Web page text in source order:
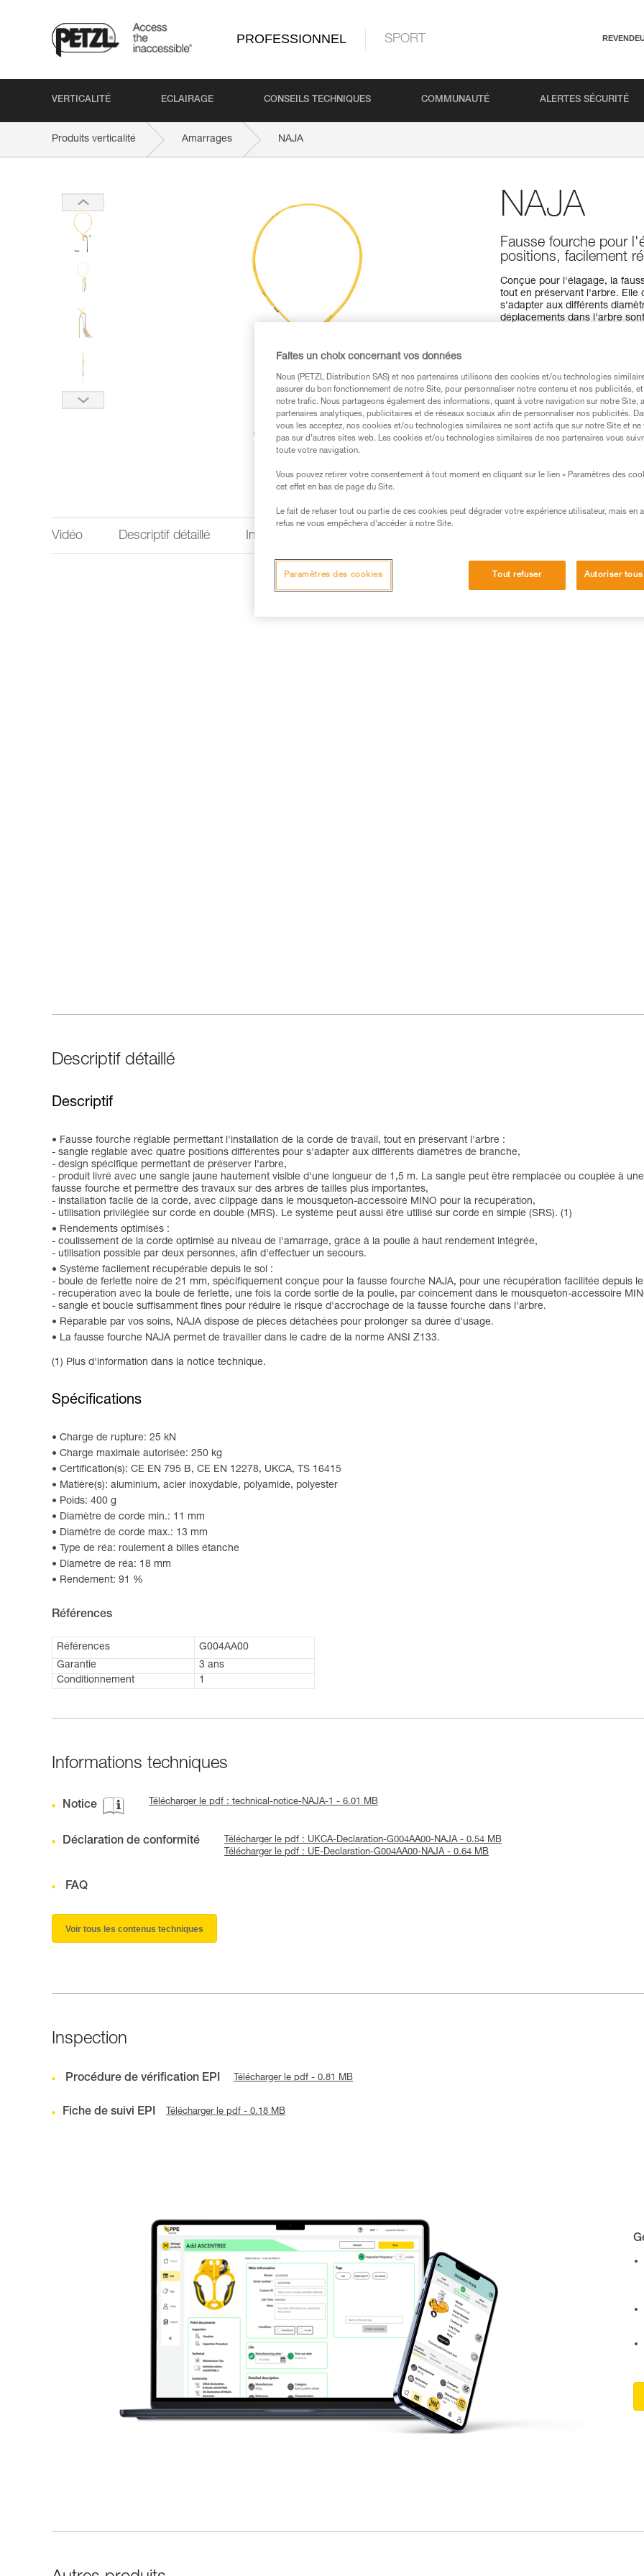
PROFESSIONNEL SPORT
VERTICALITÉ ECLAIRAGE CONSEILS TECHNIQUES COMMUNAUTÉ ALERTES SÉCURITÉ
Produits verticalité Amarrages NAJA
NAJA
Fausse fourche pour
positions, facilement
Conçue pour l'élagage, la
tout en préservant l'arbre. Elle
s'adapter aux différents
déplacements dans l'arbre
Trouvez un revendeur
Vidéo Descriptif détaillé Informations techniques
Descriptif détaillé
Descriptif
Fausse fourche réglable permettant l'installation de la corde de travail, tout en préservant l'arbre :
- sangle réglable avec quatre positions différentes pour s'adapter aux différents diamètres de branche,
- design spécifique permettant de préserver l'arbre,
- produit livré avec une sangle jaune hautement visible d'une longueur de 1,5 m. La sangle peut être remplacée ou couplée à
fausse fourche et permettre des travaux sur des arbres de tailles plus importantes,
- installation facile de la corde, avec clippage dans le mousqueton-accessoire MINO pour la récupération,
- utilisation privilégiée sur corde en double (MRS). Le système peut aussi être utilisé sur corde en simple (SRS). (1)
Rendements optimisés :
- coulissement de la corde optimisé au niveau de l'amarrage, grâce à la poulie à haut rendement intégrée,
- utilisation possible par deux personnes, afin d'effectuer un secours.
Système facilement récupérable depuis le sol :
- boule de ferlette noire de 21 mm, spécifiquement conçue pour la fausse fourche NAJA, pour une récupération facilitée depuis
- récupération avec la boule de ferlette, une fois la corde sortie de la poulie, par coincement dans le mousqueton-accessoire
- sangle et boucle suffisamment fines pour réduire le risque d'accrochage de la fausse fourche dans l'arbre.
Réparable par vos soins, NAJA dispose de pièces détachées pour prolonger sa durée d'usage.
La fausse fourche NAJA permet de travailler dans le cadre de la norme ANSI Z133.
(1) Plus d'information dans la notice technique.
Spécifications
Charge de rupture: 25 kN
Charge maximale autorisée: 250 kg
Certification(s): CE EN 795 B, CE EN 12278, UKCA, TS 16415
Matière(s): aluminium, acier inoxydable, polyamide, polyester
Poids: 400 g
Diamètre de corde min.: 11 mm
Diamètre de corde max.: 13 mm
Type de réa: roulement à billes étanche
Diamètre de réa: 18 mm
Rendement: 91 %
Références
Références
G004AA00
Garantie
3 ans
Conditionnement
1
Informations techniques
Notice Télécharger le pdf : technical-notice-NAJA-1 - 6.01 MB
Déclaration de conformité
Télécharger le pdf : UKCA-Declaration-G004AA00-NAJA - 0.54 MB
Télécharger le pdf : UE-Declaration-G004AA00-NAJA - 0.64 MB
FAQ
Voir tous les contenus techniques
Inspection
Procédure de vérification EPI Télécharger le pdf - 0.81 MB
Fiche de suivi EPI Télécharger le pdf - 0.18 MB
Faites un choix concernant vos données
Nous (PETZL Distribution SAS) et nos partenaires utilisons des cookies et/ou technologies
assurer du bon fonctionnement de notre Site, pour personnaliser notre contenu et nos publicités,
notre trafic. Nous partageons également des informations, quant à votre navigation sur notre Site,
partenaires analytiques, publicitaires et de réseaux sociaux afin de personnaliser nos publicités.
vous les acceptez, nos cookies et/ou technologies similaires ne sont actifs que sur notre Site et ne
pas sur d’autres sites web. Les cookies et/ou technologies similaires de nos partenaires vous
toute votre navigation.
Vous pouvez retirer votre consentement à tout moment en cliquant sur le lien « Paramètres des
cet effet en bas de page du Site.
Le fait de refuser tout ou partie de ces cookies peut dégrader votre expérience utilisateur, mais en
refus ne vous empêchera d’accéder à notre Site.
Tout refuser Autoriser
Paramètres des cookies